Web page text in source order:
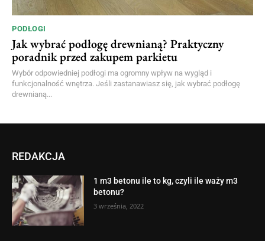
PODŁOGI
Jak wybrać podłogę drewnianą? Praktyczny
poradnik przed zakupem parkietu
Wybór odpowiedniej podłogi ma ogromny wpływ na wygląd i
funkcjonalność wnętrza. Jeśli zastanawiasz się, jak wybrać podłogę
drewnianą...
REDAKCJA
1 m3 betonu ile to kg, czyli ile waży m3
betonu?
3 września, 2022